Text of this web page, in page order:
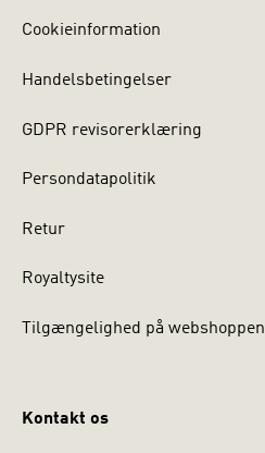
Cookieinformation
Handelsbetingelser
GDPR revisorerklæring
Persondatapolitik
Retur
Royaltysite
Tilgængelighed på webshoppen
Kontakt os